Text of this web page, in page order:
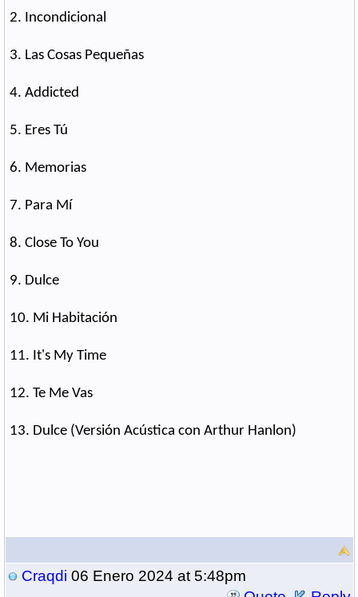
2. Incondicional
3. Las Cosas Pequeñas
4. Addicted
5. Eres Tú
6. Memorias
7. Para Mí
8. Close To You
9. Dulce
10. Mi Habitación
11. It's My Time
12. Te Me Vas
13. Dulce (Versión Acústica con Arthur Hanlon)
Craqdi 06 Enero 2024 at 5:48pm